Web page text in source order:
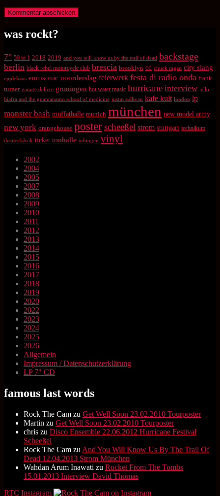
was rockt?
7" 59 to 1 2018 2019 and you will know us by the trail of dead backstage
berlin black rebel motorcycle club brescia brooklyn cd chuck ragan city slang
epplehaus eurosonic noorderslag feierwerk festa di radio onda frank
turner garage deluxe groningen hot water music hurricane interview jello
biafra and the guantanamo school of medicine justin sullivan kafe kult london lp
monster bash muffathalle munich münchen new model army
new york orangehouse posterscheeßel strom stuttgart technikum
theaterfabrik ticket tonhalle tübingen vinyl
2002
2004
2005
2007
2008
2009
2010
2011
2012
2013
2014
2015
2016
2017
2018
2019
2020
2022
2023
2024
2025
2026
Allgemein
Impressum / Datenschutzerklärung
LP 7" CD
famous last words
Rock The Cam zu Get Well Soon 23.02.2010 Tourposter
Martin zu Get Well Soon 23.02.2010 Tourposter
chris zu Disco Ensemble 22.06.2012 Hurricane Festival
Scheeßel
Rock The Cam zu And You Will Know Us By The Trail Of
Dead 12.04.2013 Strom München
Wahdan Arum Inawati zu Rocket From The Tombs
15.01.2013 Interview David Thomas
RTC Instagram